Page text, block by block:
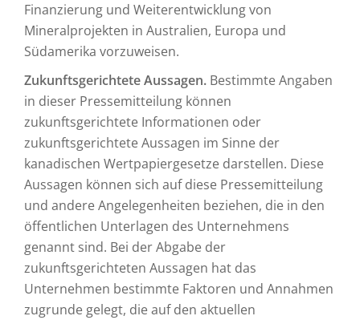
Finanzierung und Weiterentwicklung von
Mineralprojekten in Australien, Europa und
Südamerika vorzuweisen.
Zukunftsgerichtete Aussagen. Bestimmte Angaben
in dieser Pressemitteilung können
zukunftsgerichtete Informationen oder
zukunftsgerichtete Aussagen im Sinne der
kanadischen Wertpapiergesetze darstellen. Diese
Aussagen können sich auf diese Pressemitteilung
und andere Angelegenheiten beziehen, die in den
öffentlichen Unterlagen des Unternehmens
genannt sind. Bei der Abgabe der
zukunftsgerichteten Aussagen hat das
Unternehmen bestimmte Faktoren und Annahmen
zugrunde gelegt, die auf den aktuellen